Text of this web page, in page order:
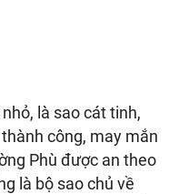
là sao cát tinh,
công, may mắn
Phù được an theo
là bộ sao chủ về